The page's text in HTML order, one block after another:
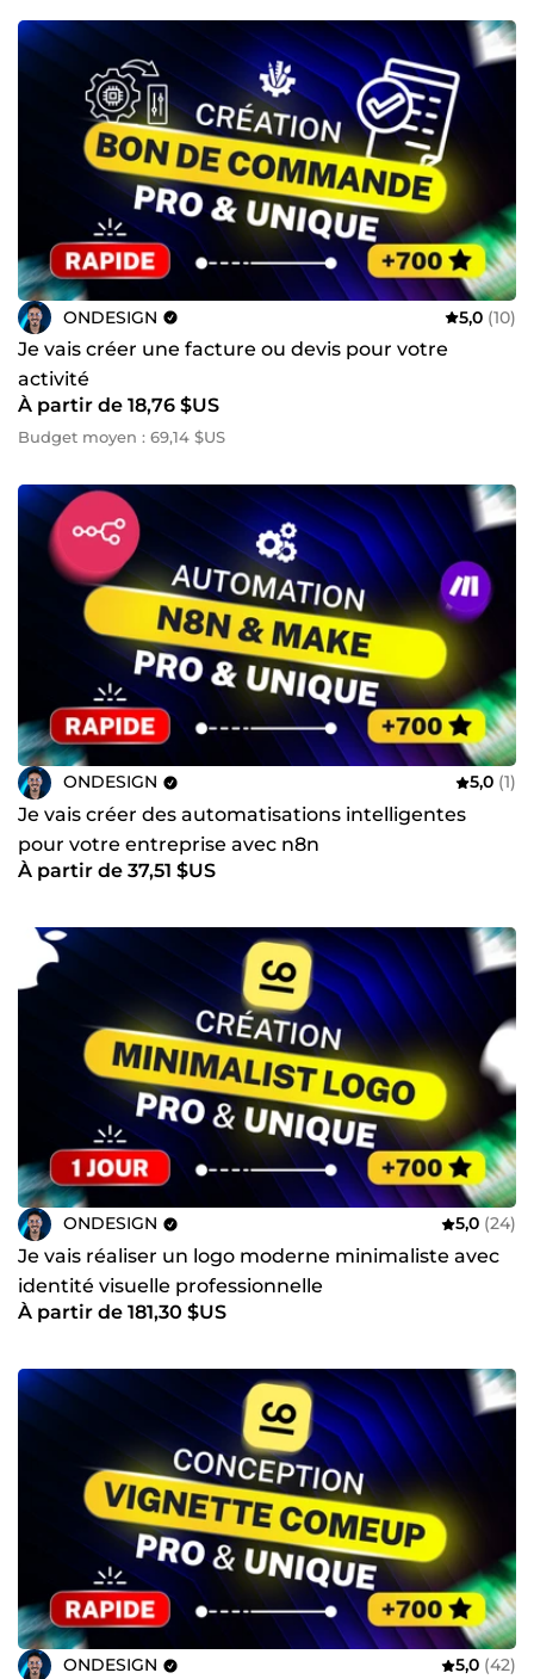
ONDESIGN 5,0 (10)
Je vais créer une facture ou devis pour votre
activité
À partir de 18,76 $US
Budget moyen : 69,14 $US
ONDESIGN 5,0 (1)
Je vais créer des automatisations intelligentes
pour votre entreprise avec n8n
À partir de 37,51 $US
ONDESIGN 5,0 (24)
Je vais réaliser un logo moderne minimaliste avec
identité visuelle professionnelle
À partir de 181,30 $US
ONDESIGN 5,0 (42)